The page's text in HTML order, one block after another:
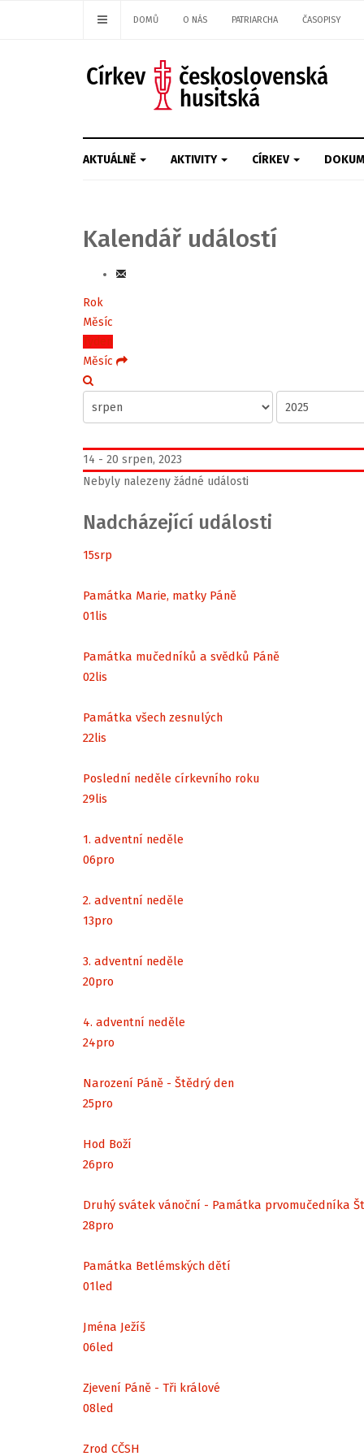
DOMŮ O NÁS PATRIARCHA ČASOPISY
AKTUÁLNĚ AKTIVITY CÍRKEV
Kalendář událostí
Rok
Měsíc
Týden
Měsíc
14 - 20 srpen, 2023
Nebyly nalezeny žádné události
Nadcházející události
15srp
Památka Marie, matky Páně
01lis
Památka mučedníků a svědků Páně
02lis
Památka všech zesnulých
22lis
Poslední neděle církevního roku
29lis
1. adventní neděle
06pro
2. adventní neděle
13pro
3. adventní neděle
20pro
4. adventní neděle
24pro
Narození Páně - Štědrý den
25pro
Hod Boží
26pro
Druhý svátek vánoční - Památka prvomučedníka
28pro
Památka Betlémských dětí
01led
Jména Ježíš
06led
Zjevení Páně - Tři králové
08led
Zrod CČSH